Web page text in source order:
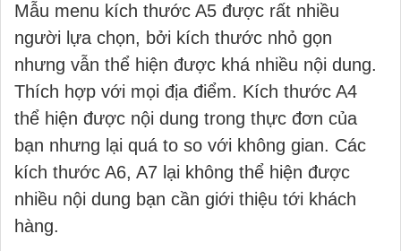
Mẫu menu kích thước A5 được rất nhiều
người lựa chọn, bởi kích thước nhỏ gọn
nhưng vẫn thể hiện được khá nhiều nội dung.
Thích hợp với mọi địa điểm. Kích thước A4
thể hiện được nội dung trong thực đơn của
bạn nhưng lại quá to so với không gian. Các
kích thước A6, A7 lại không thể hiện được
nhiều nội dung bạn cần giới thiệu tới khách
hàng.